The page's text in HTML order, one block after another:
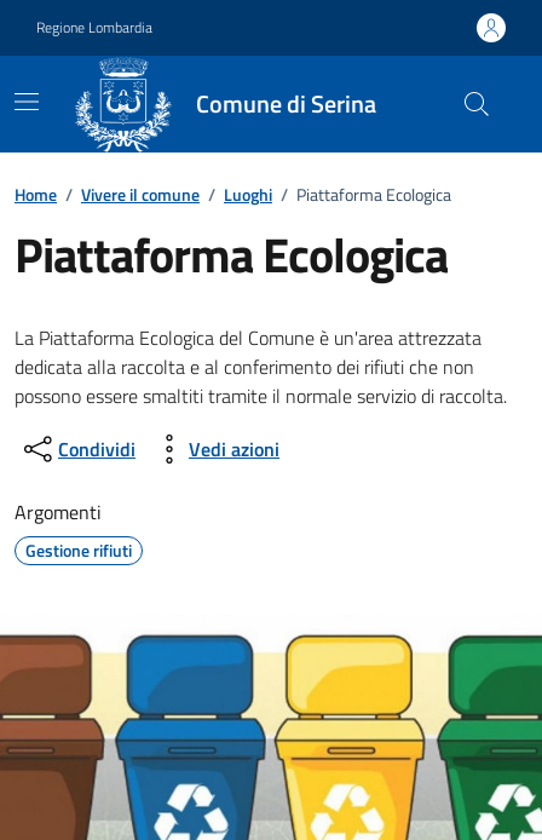
Regione Lombardia
Comune di Serina
Home / Vivere il comune / Luoghi / Piattaforma Ecologica
Piattaforma Ecologica
La Piattaforma Ecologica del Comune è un'area attrezzata
dedicata alla raccolta e al conferimento dei rifiuti che non
possono essere smaltiti tramite il normale servizio di raccolta.
Condividi
Vedi azioni
Argomenti
Gestione rifiuti